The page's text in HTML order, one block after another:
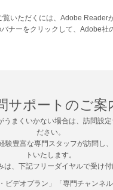
いただくには、Adobe Reader
ナーをクリックして、Adobe社
サポートのご案
うまくいかない場合は、訪問設
ださい。
験豊富な専門スタッフが訪問し
トいたします。
は、下記フリーダイヤルで受け付
ビデオプラン」「専門チャンネ